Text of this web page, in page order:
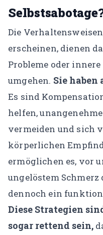
Die
erscheinen, dienen
Probleme oder
umgehen. Sie haben
Es sind
helfen,
vermeiden und sich
körperlichen
ermöglichen es, vor
ungelöstem
dennoch ein
Diese Strategien
sogar rettend sein,